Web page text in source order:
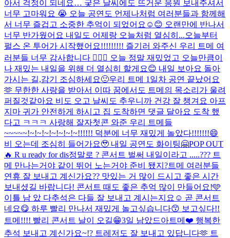
아서 걱정이 되네요… 궂은 날씨에도 뜨거운 응원 보내주셔서
너무 고마워요 😭 오늘 공연도 언제나처럼 여러분들과 함께해
서 너무 즐겁고 소중한 추억이 되었어요☺️😊 오랜만에 반나서
너무 반가웠어요 내일도 어제랑 오늘처럼 열심히...오늘부터
펄스 온 투어가 시작했어요!!!!!!!!! 즐기러 와주신 우리 트메 여
러분들 너무 감사합니다 🙇🏻‍♂️ 오늘 정말 재밌었고 오늘만큼이
나 재밌는 내일을 위해 더 열심히 할게요😊 내일 보아요 돌아
가시는 길,감기 조심하세요🙂우리 트메 1일차 공연 끝났어요
🫶 무한한 사랑을 받아서 이따 꿈에서도 트메의 목소리가 울려
퍼질것같아요 비도 오고 날씨도 추우니까 건강 잘 챙겨요 아프
지마 귀가 안전하게 하시고 집 도착하면 댓글 달아요 도착 했
다고 ㅋㅋㅋ 사랑해 잘자첫콘 와준 우리 트메들
~~~~~!~!~!~!~!~!~!~!!!!!! 덕분에 너무 재밌게 놀았다!!!!!!!😄
비 오는데 조심히 들어가요🥹 내일 공연도 화이팅🤗POP OUT
🔥 R u ready for dis정말로 ? 콘서트 벌써 내일이라고 .....??? 트
메 만나는거야 같이 뛰어 노는거야 준비 됐지?트메 여러분들
연휴 잘 보내고 계신가요?? 맛있는 거 많이 드시고 좋은 시간
보내셨길 바랍니다! 콘서트 때도 좋은 추억 많이 만들어요!🩵
이틀 남 았 다추석은 다들 잘 보내고 계시는지요☺️ 곧 콘서트
네요😋 하루 빨리 만나서 재밌게 놀고싶습니다😙 보고싶다!!
트메!!!! 빨리 콘서트 날이 오길😁3일 남았드아트메❤️ 행복한
추석 보내고 계신가요~!? 트레저도 잘 보내고 있답니다🫶 트